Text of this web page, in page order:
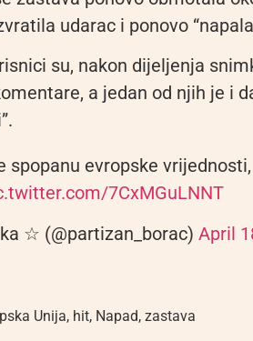
udarac i ponovo
su, nakon dijeljenja
a jedan od njih je i
spopanu evropske
7CxMGuLNNT
☆ (@partizan_borac) April
Unija, hit, Napad, zastava